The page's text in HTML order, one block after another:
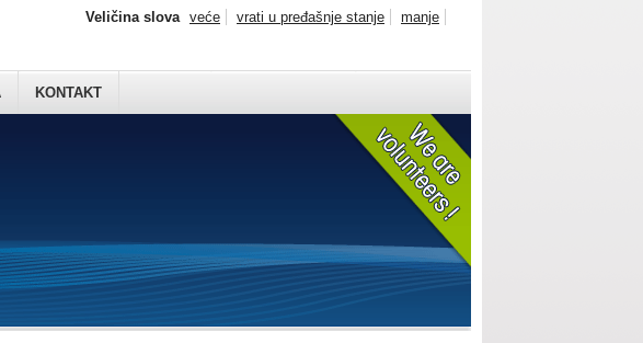
KONTAKT
Veličina slova veće vrati u pređašnje stanje manje